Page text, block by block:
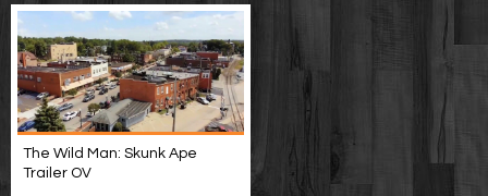
The Wild Man: Skunk Ape
Trailer OV